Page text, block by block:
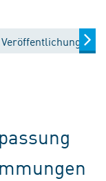
Veröffentlichungen